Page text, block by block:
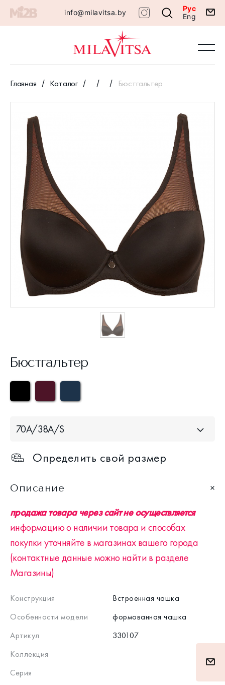
info@milavitsa.by
Рус
Eng
Главная Каталог Бюстгальтер
Бюстгальтер
70A/38A/S
Определить свой размер
Описание
продажа товара через сайт не осуществляется
информацию о наличии товара и способах
покупки уточняйте в магазинах вашего города
(контактные данные можно найти в разделе
Магазины)
Конструкция
Встроенная чашка
Особенности модели
формованная чашка
Артикул
330107
Коллекция
Серия